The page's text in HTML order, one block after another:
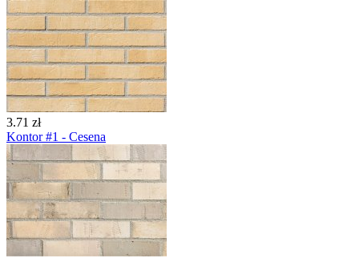
3.71 zł
Kontor #1 - Cesena